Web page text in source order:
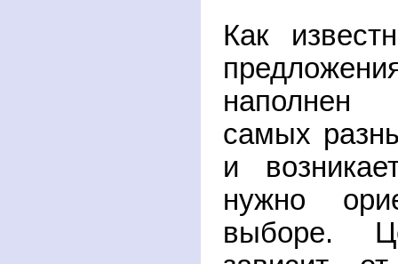
Как
наполнен
самых
и
нужно
выборе.